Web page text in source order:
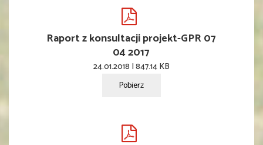
Raport z konsultacji projekt-GPR 07
04 2017
24.01.2018 | 847.14 KB
Pobierz